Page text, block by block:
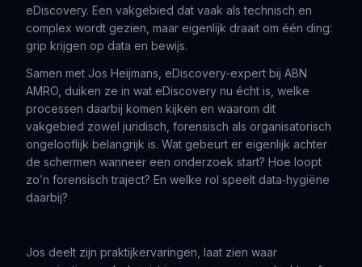
eDiscovery. Een vakgebied dat vaak als technisch en
complex wordt gezien, maar eigenlijk draait om één ding:
grip krijgen op data en bewijs.
Samen met Jos Heijmans, eDiscovery‑expert bij ABN
AMRO, duiken ze in wat eDiscovery nu écht is, welke
processen daarbij komen kijken en waarom dit
vakgebied zowel juridisch, forensisch als organisatorisch
ongelooflijk belangrijk is. Wat gebeurt er eigenlijk achter
de schermen wanneer een onderzoek start? Hoe loopt
zo’n forensisch traject? En welke rol speelt data‑hygiëne
daarbij?
Jos deelt zijn praktijkervaringen, laat zien waar